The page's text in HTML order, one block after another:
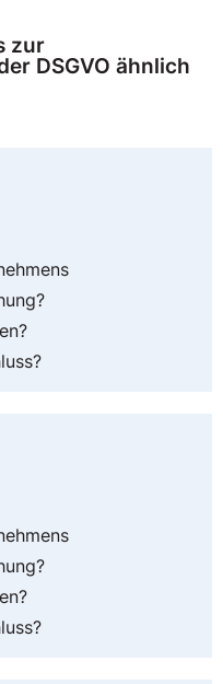
zur
DSGVO ähnlich